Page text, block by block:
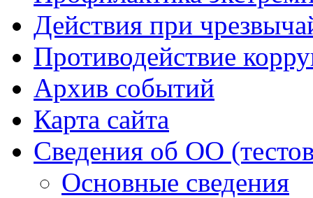
Действия при
Противодействие
Архив событий
Карта сайта
Сведения об ОО
Основные сведения